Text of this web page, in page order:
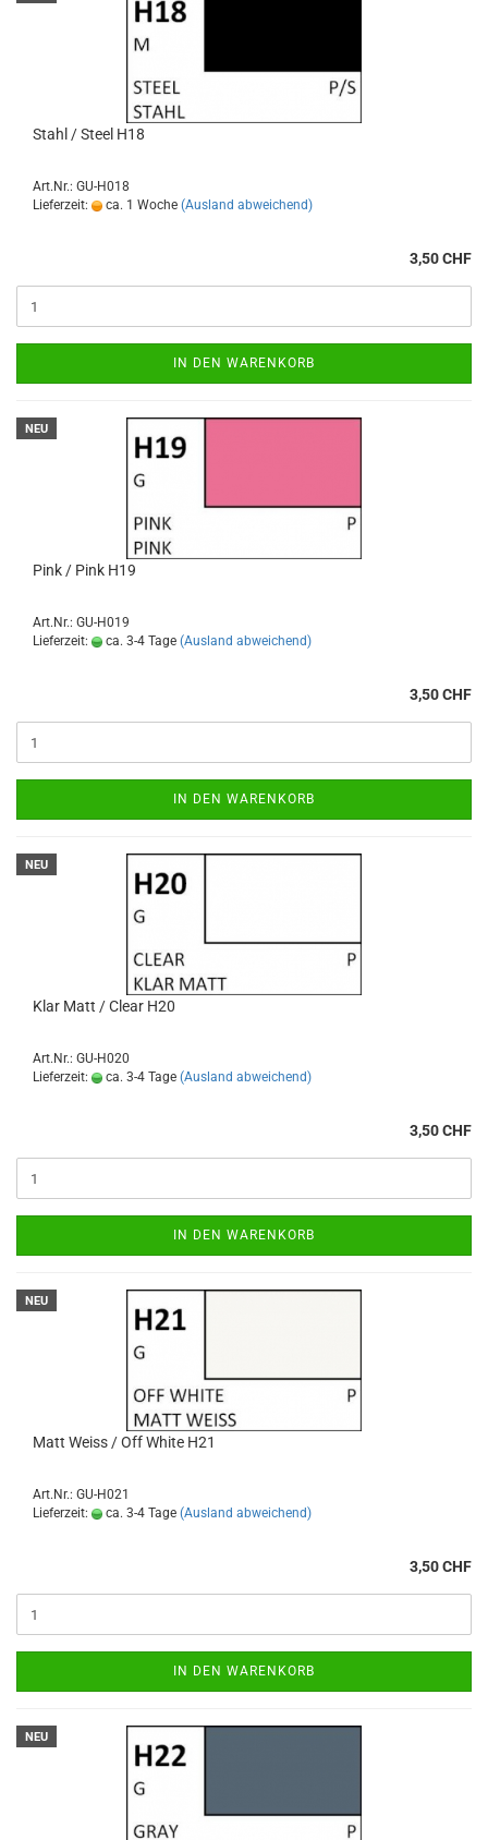
Stahl / Steel H18
Art.Nr.: GU-H018
Lieferzeit:
ca. 1 Woche (Ausland abweichend)
3,50 CHF
IN DEN WARENKORB
NEU
Pink / Pink H19
Art.Nr.: GU-H019
Lieferzeit:
ca. 3-4 Tage (Ausland abweichend)
3,50 CHF
IN DEN WARENKORB
NEU
Klar Matt / Clear H20
Art.Nr.: GU-H020
Lieferzeit:
ca. 3-4 Tage (Ausland abweichend)
3,50 CHF
IN DEN WARENKORB
NEU
Matt Weiss / Off White H21
Art.Nr.: GU-H021
Lieferzeit:
ca. 3-4 Tage (Ausland abweichend)
3,50 CHF
IN DEN WARENKORB
NEU